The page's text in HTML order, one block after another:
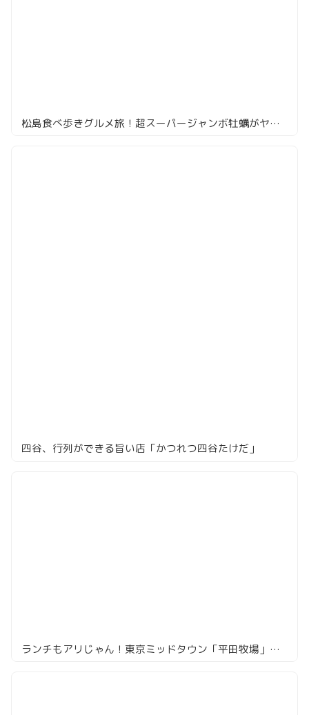
松島食べ歩きグルメ旅！超スーパージャンボ牡蠣がヤバすぎた
四谷、行列ができる旨い店「かつれつ四谷たけだ」
ランチもアリじゃん！東京ミッドタウン「平田牧場」のトンカツ